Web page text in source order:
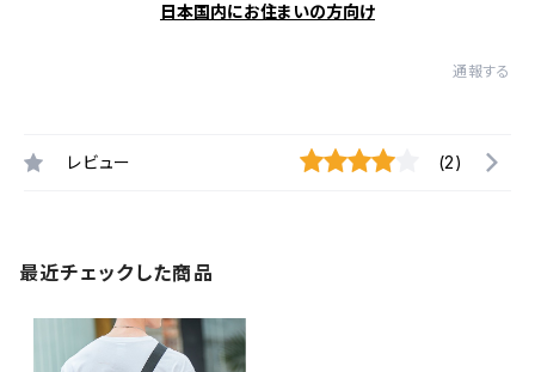
日本国内にお住まいの方向け
通報する
レビュー (2)
最近チェックした商品